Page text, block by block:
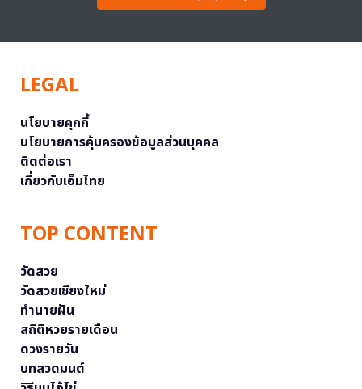
LEGAL
นโยบายคุกกี้
นโยบายการคุ้มครองข้อมูลส่วนบุคคล
ติดต่อเรา
เกี่ยวกับเอ็มไทย
TOP CONTENT
วัดสวย
วัดสวยเชียงใหม่
ทำนายฝัน
สถิติหวยรายเดือน
ดวงรายวัน
บทสวดมนต์